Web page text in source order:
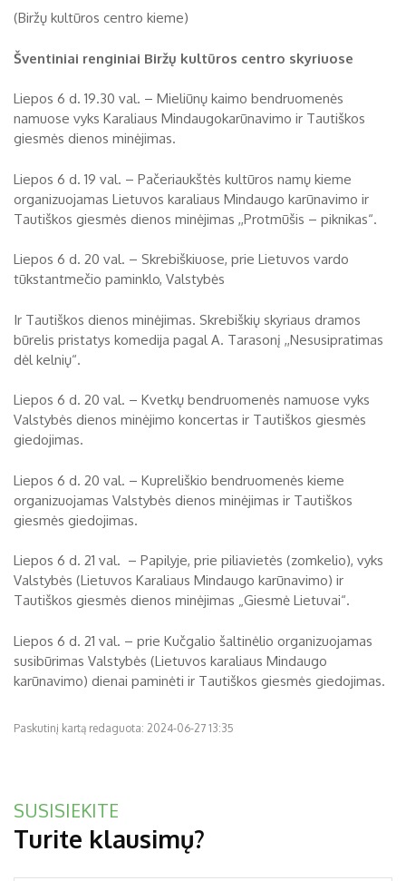
(Biržų kultūros centro kieme)
Šventiniai renginiai Biržų kultūros centro skyriuose
Liepos 6 d. 19.30 val. – Mieliūnų kaimo bendruomenės
namuose vyks Karaliaus Mindaugokarūnavimo ir Tautiškos
giesmės dienos minėjimas.
Liepos 6 d. 19 val. – Pačeriaukštės kultūros namų kieme
organizuojamas Lietuvos karaliaus Mindaugo karūnavimo ir
Tautiškos giesmės dienos minėjimas ,,Protmūšis – piknikas“.
Liepos 6 d. 20 val. – Skrebiškiuose, prie Lietuvos vardo
tūkstantmečio paminklo, Valstybės
Ir Tautiškos dienos minėjimas. Skrebiškių skyriaus dramos
būrelis pristatys komedija pagal A. Tarasonį ,,Nesusipratimas
dėl kelnių“.
Liepos 6 d. 20 val. – Kvetkų bendruomenės namuose vyks
Valstybės dienos minėjimo koncertas ir Tautiškos giesmės
giedojimas.
Liepos 6 d. 20 val. – Kupreliškio bendruomenės kieme
organizuojamas Valstybės dienos minėjimas ir Tautiškos
giesmės giedojimas.
Liepos 6 d. 21 val. – Papilyje, prie piliavietės (zomkelio), vyks
Valstybės (Lietuvos Karaliaus Mindaugo karūnavimo) ir
Tautiškos giesmės dienos minėjimas „Giesmė Lietuvai“.
Liepos 6 d. 21 val. – prie Kučgalio šaltinėlio organizuojamas
susibūrimas Valstybės (Lietuvos karaliaus Mindaugo
karūnavimo) dienai paminėti ir Tautiškos giesmės giedojimas.
Paskutinį kartą redaguota: 2024-06-27 13:35
SUSISIEKITE
Turite klausimų?